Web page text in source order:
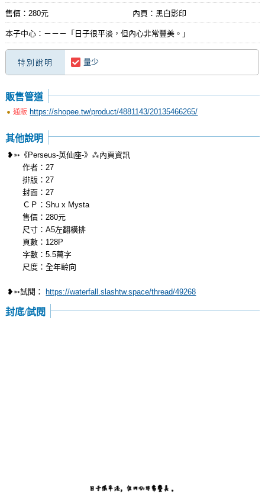
售價：280元 內頁：黑白影印
本子中心：－－－「日子很平淡，但內心非常豐美。」
特別說明 量少
販售管道
通販 https://shopee.tw/product/4881143/20135466265/
其他說明
❥➳《Perseus-英仙座-》⁂內頁資訊
作者：27
排版：27
封面：27
ＣＰ：Shu x Mysta
售價：280元
尺寸：A5左翻橫排
頁數：128P
字數：5.5萬字
尺度：全年齡向
❥➳試閱： https://waterfall.slashtw.space/thread/49268
封底/試閱